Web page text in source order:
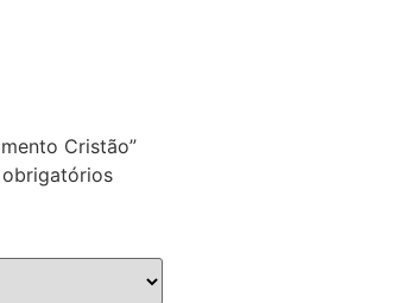
Cristão”